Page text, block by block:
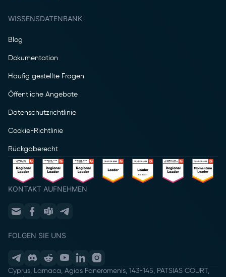
WISSENSDATENBANK
Blog
Dokumentation
Häufig gestellte Fragen
Öffentliche Angebote
Datenschutzrichtlinie
Cookie-Richtlinie
Rückgaberecht
KONTAKT AUFNEHMEN
FOLGEN SIE UNS
Cyprus, Larnaca, Agias Faneromenis, 143-145, PATSIAS COURT,